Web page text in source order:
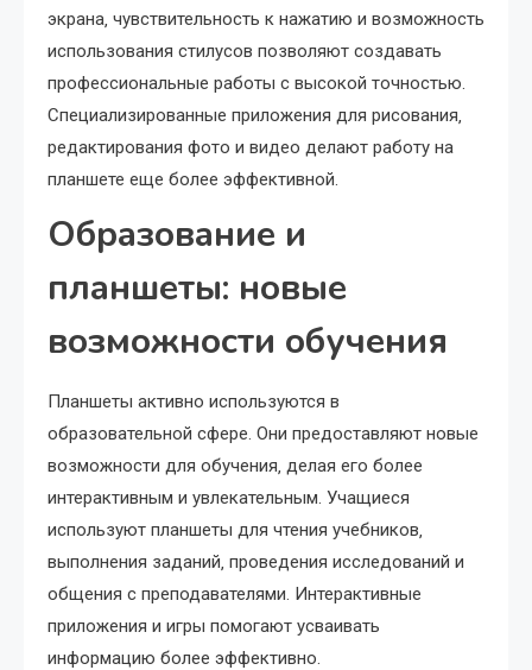
экрана‚ чувствительность к нажатию и возможность
использования стилусов позволяют создавать
профессиональные работы с высокой точностью.
Специализированные приложения для рисования‚
редактирования фото и видео делают работу на
планшете еще более эффективной.
Образование и
планшеты: новые
возможности обучения
Планшеты активно используются в
образовательной сфере. Они предоставляют новые
возможности для обучения‚ делая его более
интерактивным и увлекательным. Учащиеся
используют планшеты для чтения учебников‚
выполнения заданий‚ проведения исследований и
общения с преподавателями. Интерактивные
приложения и игры помогают усваивать
информацию более эффективно.